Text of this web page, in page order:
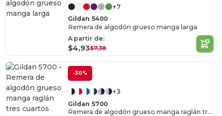
+7
Gildan 5400
Remera de algodón grueso manga larga
A partir de:
$4,93$7,38
-30%
+3
Gildan 5700
Remera de algodón grueso manga raglán tres cuartos